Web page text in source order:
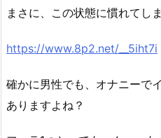
まさに、この状態に慣れてし
https://www.8p2.net/__5iht7i
確かに男性でも、オナニーで
ありますよね？